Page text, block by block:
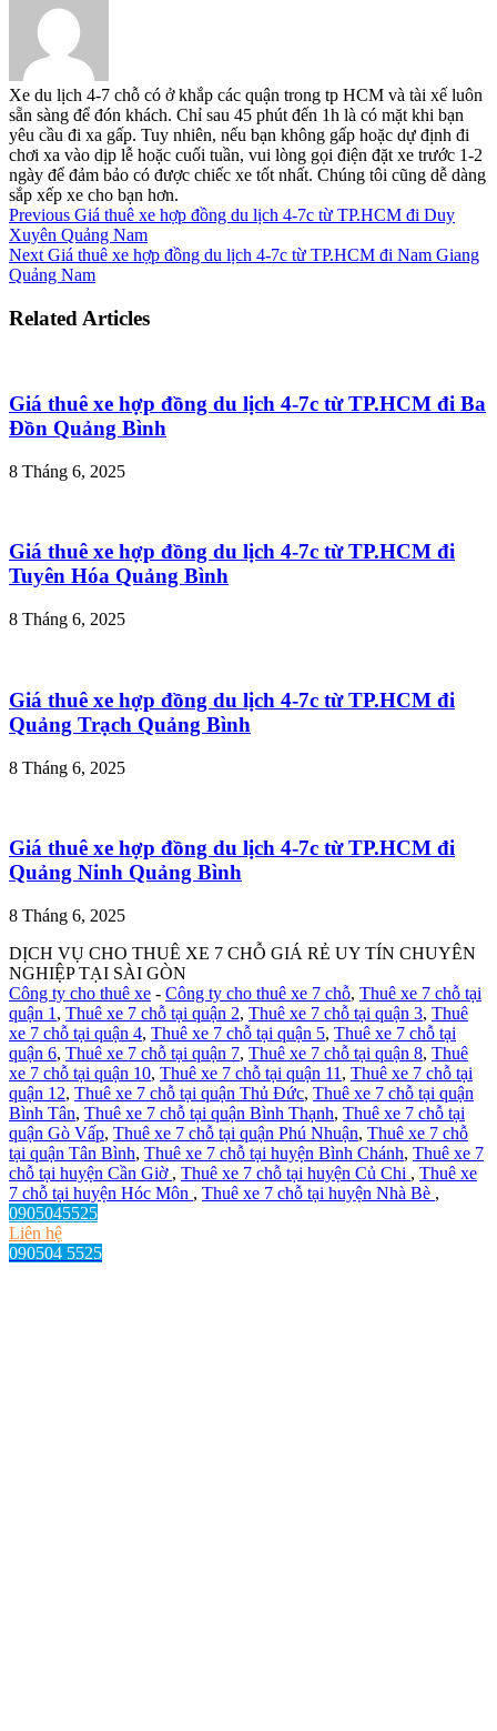
Xe du lịch 4-7 chỗ có ở khắp các quận trong tp HCM và tài xế luôn
sẵn sàng để đón khách. Chỉ sau 45 phút đến 1h là có mặt khi bạn
yêu cầu đi xa gấp. Tuy nhiên, nếu bạn không gấp hoặc dự định đi
chơi xa vào dịp lễ hoặc cuối tuần, vui lòng gọi điện đặt xe trước 1-2
ngày để đảm bảo có được chiếc xe tốt nhất. Chúng tôi cũng dễ dàng
sắp xếp xe cho bạn hơn.
Previous Giá thuê xe hợp đồng du lịch 4-7c từ TP.HCM đi Duy
Xuyên Quảng Nam
Next Giá thuê xe hợp đồng du lịch 4-7c từ TP.HCM đi Nam Giang
Quảng Nam
Related Articles
Giá thuê xe hợp đồng du lịch 4-7c từ TP.HCM đi Ba
Đồn Quảng Bình
8 Tháng 6, 2025
Giá thuê xe hợp đồng du lịch 4-7c từ TP.HCM đi
Tuyên Hóa Quảng Bình
8 Tháng 6, 2025
Giá thuê xe hợp đồng du lịch 4-7c từ TP.HCM đi
Quảng Trạch Quảng Bình
8 Tháng 6, 2025
Giá thuê xe hợp đồng du lịch 4-7c từ TP.HCM đi
Quảng Ninh Quảng Bình
8 Tháng 6, 2025
DỊCH VỤ CHO THUÊ XE 7 CHỖ GIÁ RẺ UY TÍN CHUYÊN
NGHIỆP TẠI SÀI GÒN
Công ty cho thuê xe - Công ty cho thuê xe 7 chỗ, Thuê xe 7 chỗ tại
quận 1 , Thuê xe 7 chỗ tại quận 2, Thuê xe 7 chỗ tại quận 3, Thuê
xe 7 chỗ tại quận 4, Thuê xe 7 chỗ tại quận 5, Thuê xe 7 chỗ tại
quận 6, Thuê xe 7 chỗ tại quận 7, Thuê xe 7 chỗ tại quận 8, Thuê
xe 7 chỗ tại quận 10, Thuê xe 7 chỗ tại quận 11 , Thuê xe 7 chỗ tại
quận 12, Thuê xe 7 chỗ tại quận Thủ Đức, Thuê xe 7 chỗ tại quận
Bình Tân, Thuê xe 7 chỗ tại quận Bình Thạnh, Thuê xe 7 chỗ tại
quận Gò Vấp, Thuê xe 7 chỗ tại quận Phú Nhuận, Thuê xe 7 chỗ
tại quận Tân Bình, Thuê xe 7 chỗ tại huyện Bình Chánh, Thuê xe 7
chỗ tại huyện Cần Giờ , Thuê xe 7 chỗ tại huyện Củ Chi , Thuê xe
7 chỗ tại huyện Hóc Môn , Thuê xe 7 chỗ tại huyện Nhà Bè ,
0905045525
Liên hệ
090504 5525